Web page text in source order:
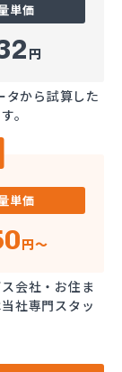
単価
円
から試算した
。
単価
円～
会社・お住ま
社専門スタッ